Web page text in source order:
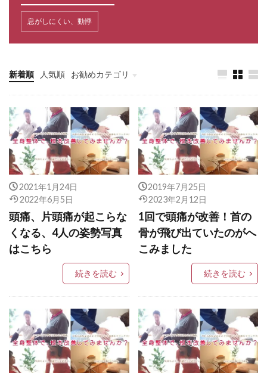
息がしにくい、動悸
新着順 人気順 お勧めカテゴリ
口コミ・評判・ご紹介
ぎっくり腰
腰痛（狭窄症・ヘルニア・すべり症）改善
腰痛
椎間板ヘルニア
首こり、頭痛、首が動かない
慢性の肩こり
自律神経失調症・更年期障害
膝痛
五十肩・四十肩
2021年1月24日
2022年6月5日
頭痛、片頭痛が起こらな
くなる、4人の姿勢写真
はこちら
続きを読む
2019年7月25日
2023年2月12日
1回で頭痛が改善！首の
骨が飛び出ていたのがへ
こみました
続きを読む